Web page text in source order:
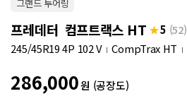
그랜드 투어링
프레데터 컴프트랙스 HT 5 (52)
245/45R19 4P 102 V
CompTrax HT
286,000원 (공장도)